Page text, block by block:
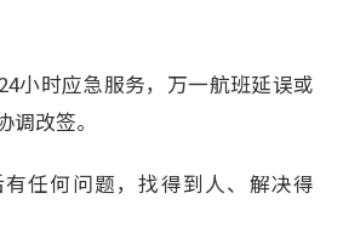
小时应急服务，万一航班延误或
改签。
任何问题，找得到人、解决得